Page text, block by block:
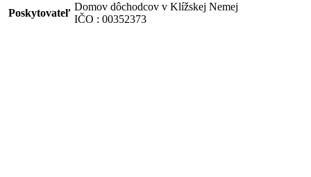
Poskytovateľ
Domov dôchodcov v Klížskej Nemej
IČO : 00352373